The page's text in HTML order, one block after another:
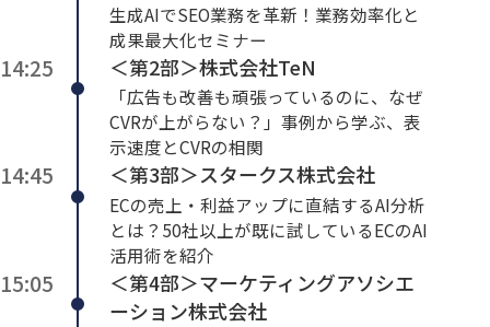
生成AIでSEO業務を革新！業務効率化と
成果最大化セミナー
14:25 ＜第2部＞株式会社TeN
「広告も改善も頑張っているのに、なぜ
CVRが上がらない？」事例から学ぶ、表
示速度とCVRの相関
14:45 ＜第3部＞スタークス株式会社
ECの売上・利益アップに直結するAI分析
とは？50社以上が既に試しているECのAI
活用術を紹介
15:05
＜第4部＞マーケティングアソシエ
ーション株式会社